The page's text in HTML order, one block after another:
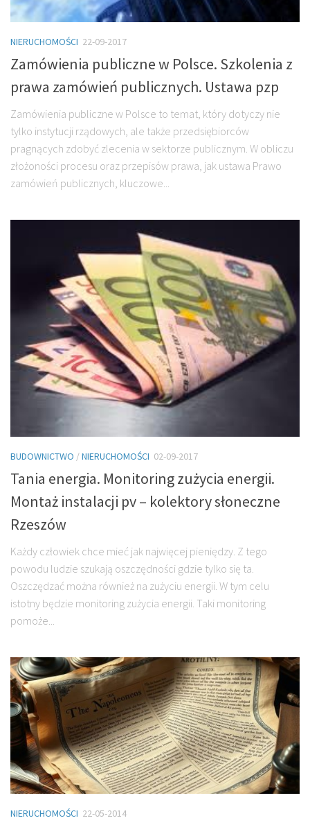
NIERUCHOMOŚCI 22-09-2017
Zamówienia publiczne w Polsce. Szkolenia z
prawa zamówień publicznych. Ustawa pzp
Zamówienia publiczne w Polsce to temat, który dotyczy nie
tylko instytucji rządowych, ale także przedsiębiorców
pragnących zdobyć zlecenia w sektorze publicznym. W obliczu
złożoności procesu oraz przepisów prawa, jak ustawa Prawo
zamówień publicznych, kluczowe...
BUDOWNICTWO /NIERUCHOMOŚCI 02-09-2017
Tania energia. Monitoring zużycia energii.
Montaż instalacji pv – kolektory słoneczne
Rzeszów
Każdy człowiek chce mieć jak najwięcej pieniędzy. Z tego
powodu ludzie szukają oszczędności gdzie tylko się ta.
Oszczędzać można również na zużyciu energii. W tym celu
istotny będzie monitoring zużycia energii. Taki monitoring
pomoże...
NIERUCHOMOŚCI 22-05-2014